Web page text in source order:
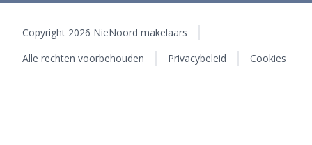
Copyright 2026 NieNoord makelaars
Alle rechten voorbehouden
Privacybeleid Cookies